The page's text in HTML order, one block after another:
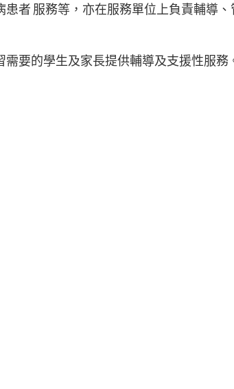
者 服務等，亦在服務單位上負責輔導
要的學生及家長提供輔導及支援性服務